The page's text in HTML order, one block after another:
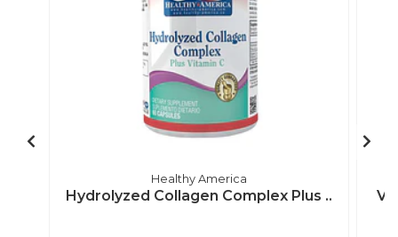
Healthy America
Hydrolyzed Collagen Complex Plus ..